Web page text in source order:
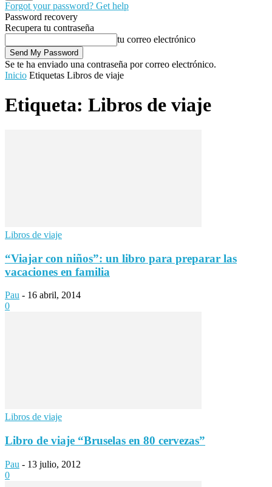
Forgot your password? Get help
Password recovery
Recupera tu contraseña
tu correo electrónico
Se te ha enviado una contraseña por correo electrónico.
Inicio Etiquetas Libros de viaje
Etiqueta: Libros de viaje
Libros de viaje
“Viajar con niños”: un libro para preparar las
vacaciones en familia
Pau - 16 abril, 2014
0
Libros de viaje
Libro de viaje “Bruselas en 80 cervezas”
Pau - 13 julio, 2012
0